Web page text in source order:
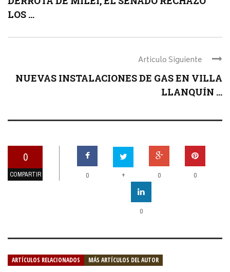
LOS ...
Articulo Siguiente
NUEVAS INSTALACIONES DE GAS EN VILLA
LLANQUÍN ...
0
COMPARTIR 0 + 0 0
0
ARTÍCULOS RELACIONADOS MÁS ARTÍCULOS DEL AUTOR